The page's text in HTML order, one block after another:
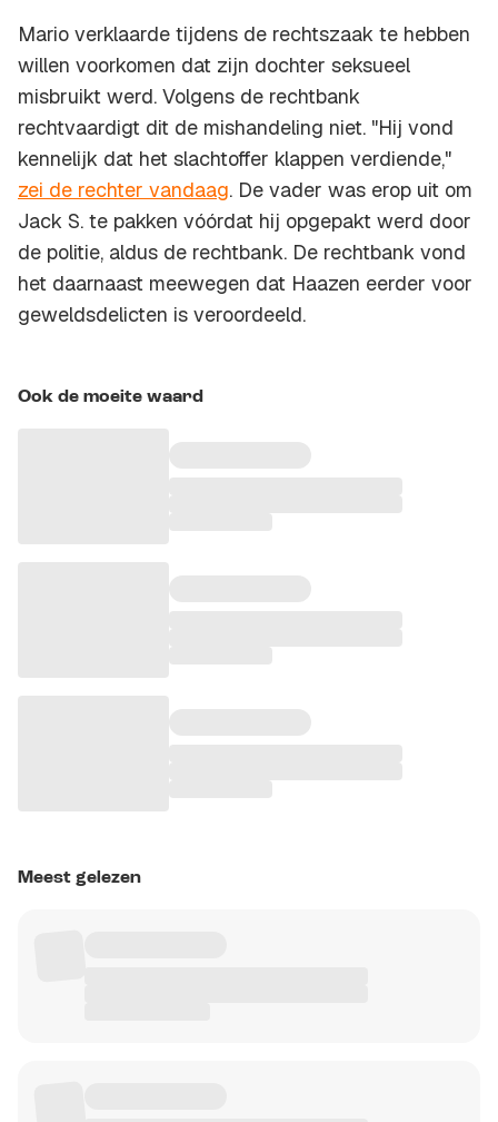
Mario verklaarde tijdens de rechtszaak te hebben
willen voorkomen dat zijn dochter seksueel
misbruikt werd. Volgens de rechtbank
rechtvaardigt dit de mishandeling niet. "Hij vond
kennelijk dat het slachtoffer klappen verdiende,"
zei de rechter vandaag. De vader was erop uit om
Jack S. te pakken vóórdat hij opgepakt werd door
de politie, aldus de rechtbank. De rechtbank vond
het daarnaast meewegen dat Haazen eerder voor
geweldsdelicten is veroordeeld.
Ook de moeite waard
Meest gelezen